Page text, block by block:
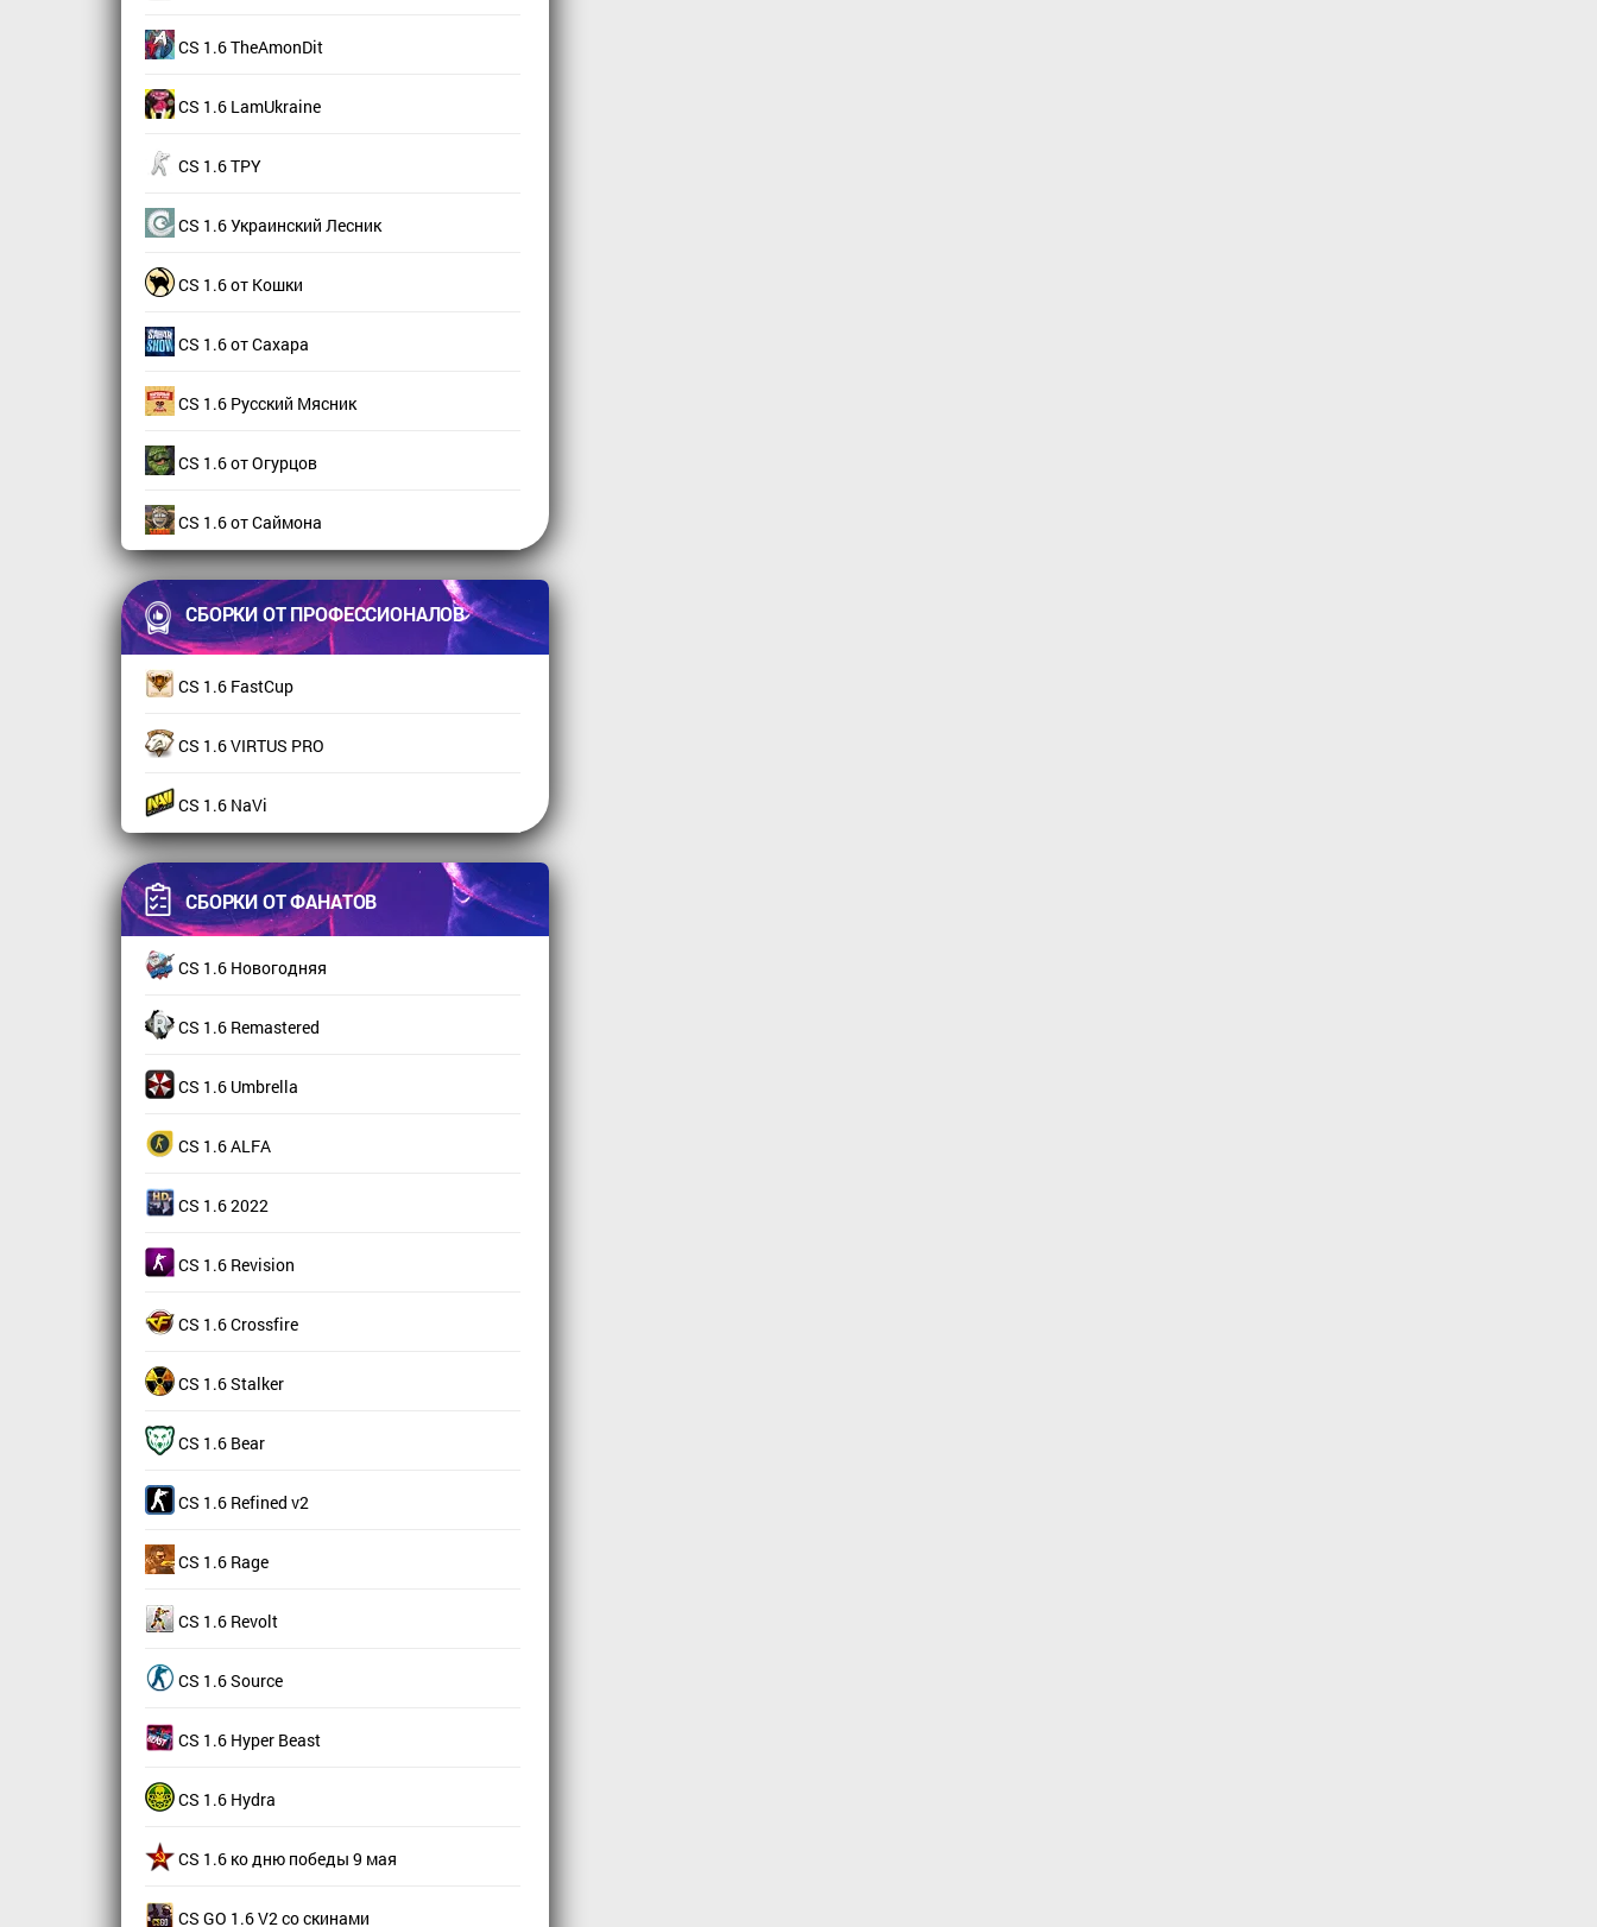
CS 1.6 TheAmonDit
CS 1.6 LamUkraine
CS 1.6 TPY
CS 1.6 Украинский Лесник
CS 1.6 от Кошки
CS 1.6 от Сахара
CS 1.6 Русский Мясник
CS 1.6 от Огурцов
CS 1.6 от Саймона
СБОРКИ ОТ ПРОФЕССИОНАЛОВ
CS 1.6 FastCup
CS 1.6 VIRTUS PRO
CS 1.6 NaVi
СБОРКИ ОТ ФАНАТОВ
CS 1.6 Новогодняя
CS 1.6 Remastered
CS 1.6 Umbrella
CS 1.6 ALFA
CS 1.6 2022
CS 1.6 Revision
CS 1.6 Crossfire
CS 1.6 Stalker
CS 1.6 Bear
CS 1.6 Refined v2
CS 1.6 Rage
CS 1.6 Revolt
CS 1.6 Source
CS 1.6 Hyper Beast
CS 1.6 Hydra
CS 1.6 ко дню победы 9 мая
CS GO 1.6 V2 со скинами